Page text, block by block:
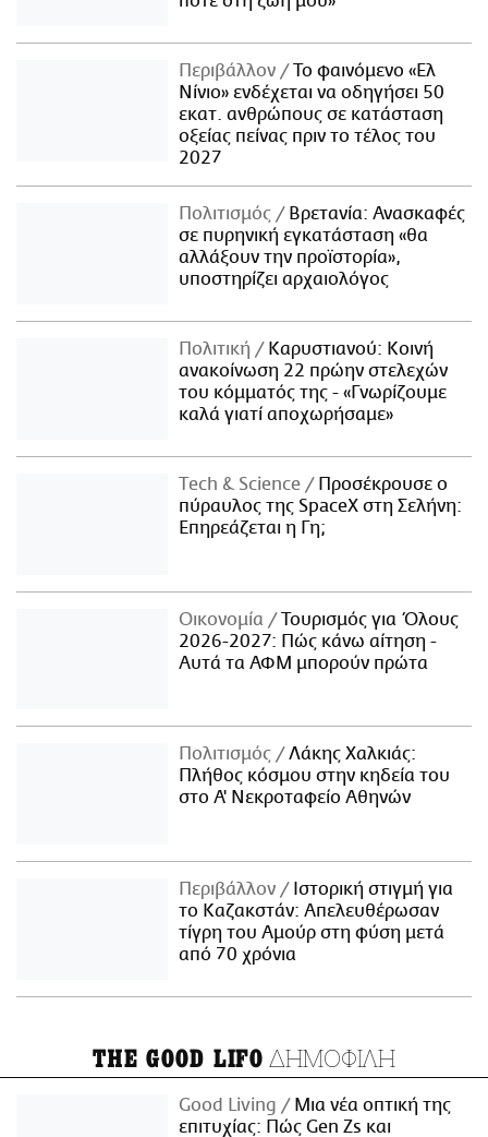
Περιβάλλον
Το φαινόμενο «Ελ
Νίνιο» ενδέχεται να οδηγήσει 50
εκατ. ανθρώπους σε κατάσταση
οξείας πείνας πριν το τέλος του
2027
Πολιτισμός
Βρετανία: Ανασκαφές
σε πυρηνική εγκατάσταση «θα
αλλάξουν την προϊστορία»,
υποστηρίζει αρχαιολόγος
Πολιτική
Καρυστιανού: Κοινή
ανακοίνωση 22 πρώην στελεχών
του κόμματός της - «Γνωρίζουμε
καλά γιατί αποχωρήσαμε»
Τech & Science
Προσέκρουσε ο
πύραυλος της SpaceX στη Σελήνη:
Επηρεάζεται η Γη;
Οικονομία
Τουρισμός για Όλους
2026-2027: Πώς κάνω αίτηση -
Αυτά τα ΑΦΜ μπορούν πρώτα
Πολιτισμός
Λάκης Χαλκιάς:
Πλήθος κόσμου στην κηδεία του
στο Α' Νεκροταφείο Αθηνών
Περιβάλλον
Ιστορική στιγμή για
το Καζακστάν: Απελευθέρωσαν
τίγρη του Αμούρ στη φύση μετά
από 70 χρόνια
THE GOOD LIFO ΔΗΜΟΦΙΛΗ
Good Living
Μια νέα οπτική της
επιτυχίας: Πώς Gen Zs και